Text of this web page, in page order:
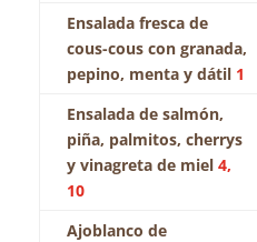
Ensalada fresca de
cous-cous con granada,
pepino, menta y dátil 1
Ensalada de salmón,
piña, palmitos, cherrys
y vinagreta de miel 4,
10
Ajoblanco de